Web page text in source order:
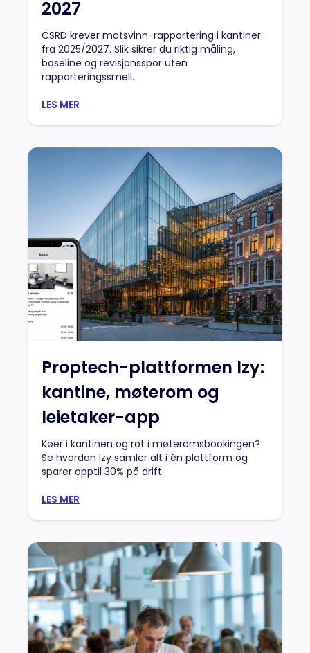
2027
CSRD krever matsvinn-rapportering i kantiner
fra 2025/2027. Slik sikrer du riktig måling,
baseline og revisjonsspor uten
rapporteringssmell.
LES MER
Proptech-plattformen Izy:
kantine, møterom og
leietaker-app
Køer i kantinen og rot i møteromsbookingen?
Se hvordan Izy samler alt i én plattform og
sparer opptil 30% på drift.
LES MER